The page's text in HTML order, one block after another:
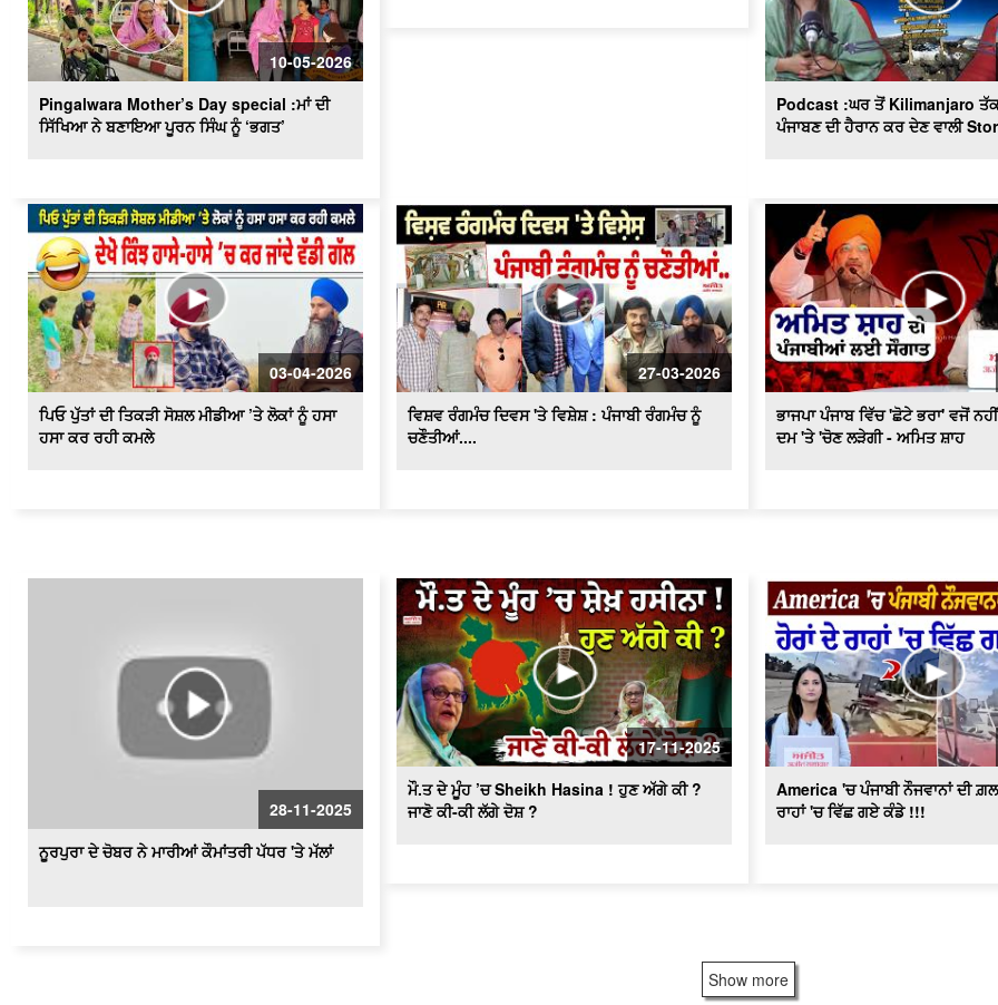
10-05-2026
Pingalwara Mother’s Day special :ਮਾਂ ਦੀ
ਸਿੱਖਿਆ ਨੇ ਬਣਾਇਆ ਪੂਰਨ ਸਿੰਘ ਨੂੰ ‘ਭਗਤ’
Podcast :ਘਰ ਤੋਂ Kilimanjaro
ਪੰਜਾਬਣ ਦੀ ਹੈਰਾਨ ਕਰ ਦੇਣ ਵਾਲੀ
03-04-2026
ਪਿਓ ਪੁੱਤਾਂ ਦੀ ਤਿਕੜੀ ਸੋਸ਼ਲ ਮੀਡੀਆ ’ਤੇ ਲੋਕਾਂ ਨੂੰ ਹਸਾ
ਹਸਾ ਕਰ ਰਹੀ ਕਮਲੇ
27-03-2026
ਵਿਸ਼ਵ ਰੰਗਮੰਚ ਦਿਵਸ 'ਤੇ ਵਿਸ਼ੇਸ਼ : ਪੰਜਾਬੀ ਰੰਗਮੰਚ ਨੂੰ
ਚਣੌਤੀਆਂ....
ਭਾਜਪਾ ਪੰਜਾਬ ਵਿੱਚ 'ਛੋਟੇ ਭਰਾ' ਵਜੋਂ
ਦਮ 'ਤੇ 'ਚੋਣ ਲੜੇਗੀ - ਅਮਿਤ ਸ਼ਾਹ
28-11-2025
ਨੂਰਪੁਰਾ ਦੇ ਚੋਬਰ ਨੇ ਮਾਰੀਆਂ ਕੌਮਾਂਤਰੀ ਪੱਧਰ 'ਤੇ ਮੱਲਾਂ
17-11-2025
ਮੌ.ਤ ਦੇ ਮੂੰਹ ’ਚ Sheikh Hasina ! ਹੁਣ ਅੱਗੇ ਕੀ ?
ਜਾਣੋ ਕੀ-ਕੀ ਲੱਗੇ ਦੋਸ਼ ?
America 'ਚ ਪੰਜਾਬੀ ਨੌਜਵਾਨਾਂ ਦੀ
ਰਾਹਾਂ 'ਚ ਵਿੱਛ ਗਏ ਕੰਡੇ !!!
Show more